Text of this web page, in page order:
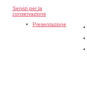
Servizi per la
conservazione
Presentazione